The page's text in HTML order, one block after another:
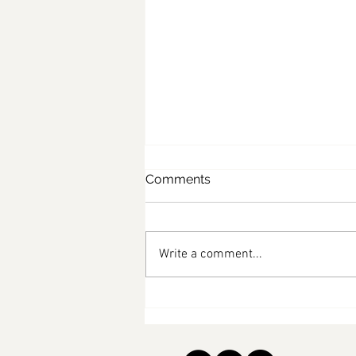
مفن البرتقال والتمر
Comments
Write a comment...